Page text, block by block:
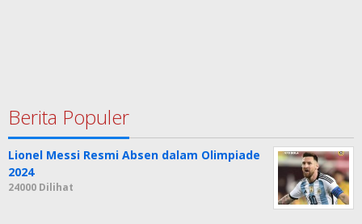
Berita Populer
Lionel Messi Resmi Absen dalam Olimpiade
2024
24000 Dilihat